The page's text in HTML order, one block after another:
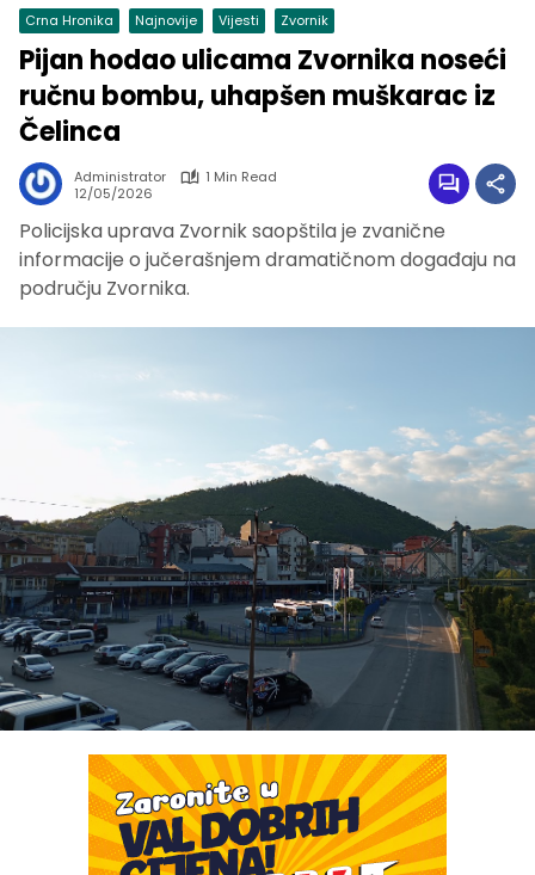
Crna Hronika Najnovije Vijesti Zvornik
Pijan hodao ulicama Zvornika noseći
ručnu bombu, uhapšen muškarac iz
Čelinca
Administrator
1 Min Read
12/05/2026
Policijska uprava Zvornik saopštila je zvanične
informacije o jučerašnjem dramatičnom događaju na
području Zvornika.